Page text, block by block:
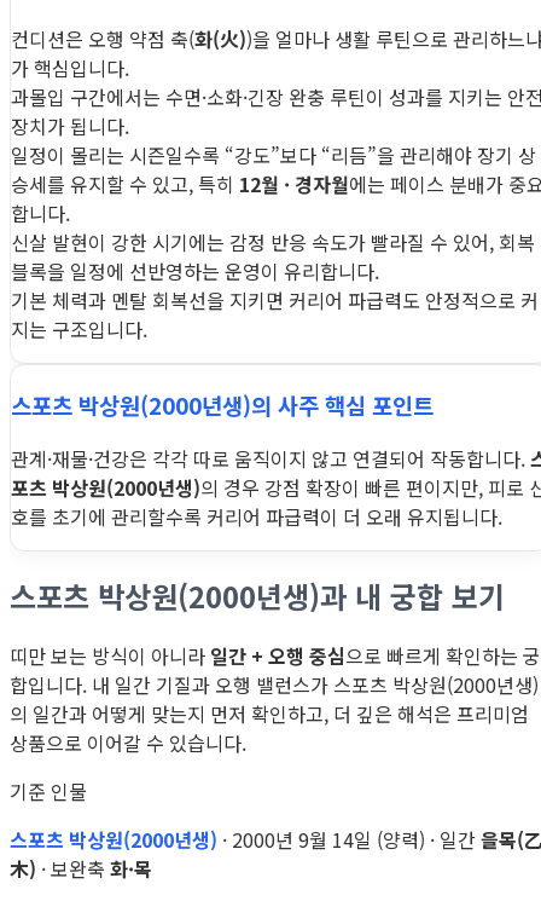
컨디션은 오행 약점 축(화(火))을 얼마나 생활 루틴으로 관리하느
가 핵심입니다.
과몰입 구간에서는 수면·소화·긴장 완충 루틴이 성과를 지키는 안
장치가 됩니다.
일정이 몰리는 시즌일수록 “강도”보다 “리듬”을 관리해야 장기 상
승세를 유지할 수 있고, 특히 12월 · 경자월에는 페이스 분배가 중
합니다.
신살 발현이 강한 시기에는 감정 반응 속도가 빨라질 수 있어, 회복
블록을 일정에 선반영하는 운영이 유리합니다.
기본 체력과 멘탈 회복선을 지키면 커리어 파급력도 안정적으로 커
지는 구조입니다.
스포츠 박상원(2000년생)의 사주 핵심 포인트
관계·재물·건강은 각각 따로 움직이지 않고 연결되어 작동합니다.
포츠 박상원(2000년생)의 경우 강점 확장이 빠른 편이지만, 피로
호를 초기에 관리할수록 커리어 파급력이 더 오래 유지됩니다.
스포츠 박상원(2000년생)과 내 궁합 보기
띠만 보는 방식이 아니라 일간 + 오행 중심으로 빠르게 확인하는 궁
합입니다. 내 일간 기질과 오행 밸런스가 스포츠 박상원(2000년생)
의 일간과 어떻게 맞는지 먼저 확인하고, 더 깊은 해석은 프리미엄
상품으로 이어갈 수 있습니다.
기준 인물
스포츠 박상원(2000년생) · 2000년 9월 14일 (양력) · 일간을목(
木) · 보완축 화·목